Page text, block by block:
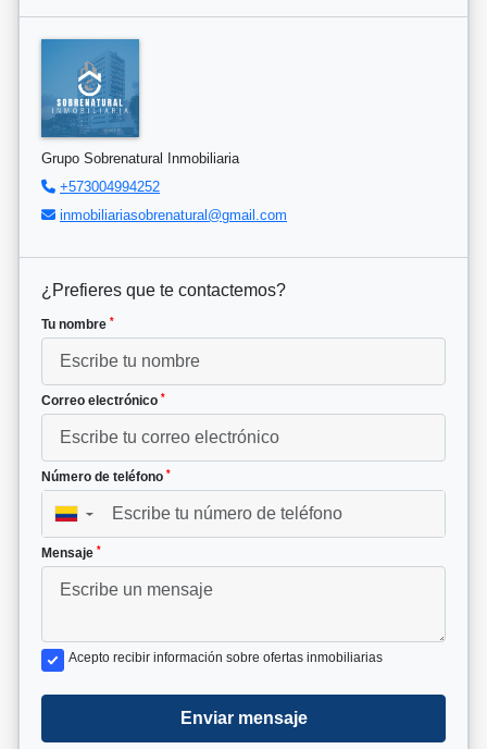
Grupo Sobrenatural Inmobiliaria
+573004994252
inmobiliariasobrenatural@gmail.com
¿Prefieres que te contactemos?
Tu nombre *
Correo electrónico *
Número de teléfono *
▼
Mensaje *
Acepto recibir información sobre ofertas inmobiliarias
Enviar mensaje